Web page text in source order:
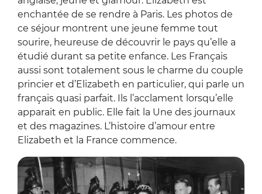
enchantée de se rendre à Paris. Les photos de
ce séjour montrent une jeune femme tout
sourire, heureuse de découvrir le pays qu’elle a
étudié durant sa petite enfance. Les Français
aussi sont totalement sous le charme du couple
princier et d’Elizabeth en particulier, qui parle un
français quasi parfait. Ils l’acclament lorsqu’elle
apparait en public. Elle fait la Une des journaux
et des magazines. L’histoire d’amour entre
Elizabeth et la France commence.